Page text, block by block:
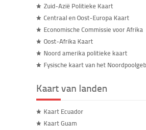
Zuid-Azië Politieke Kaart
Centraal en Oost-Europa Kaart
Economische Commissie voor Afrika
Oost-Afrika Kaart
Noord amerika politieke kaart
Fysische kaart van het
Kaart van landen
Kaart Ecuador
Kaart Guam